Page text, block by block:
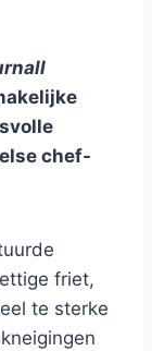
chef-
friet,
te sterke